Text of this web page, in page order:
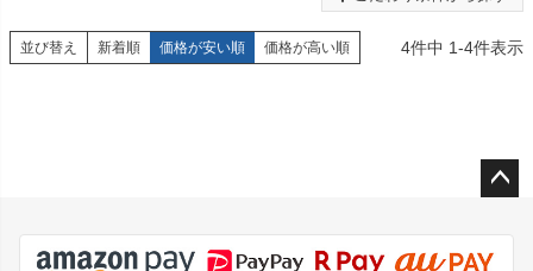
並び替え 新着順 価格が安い順 価格が高い順 4件中 1-4件表示
ジト
ップ